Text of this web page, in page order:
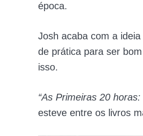
época.
Josh acaba com a
de prática para ser
isso.
“As Primeiras 20
esteve entre os livros